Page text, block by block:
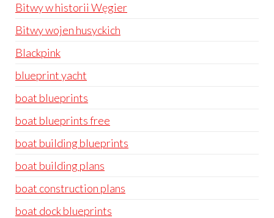
Bitwy w historii Węgier
Bitwy wojen husyckich
Blackpink
blueprint yacht
boat blueprints
boat blueprints free
boat building blueprints
boat building plans
boat construction plans
boat dock blueprints